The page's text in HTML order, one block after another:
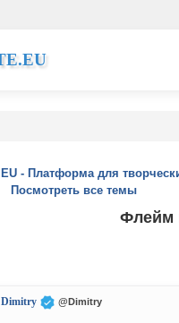
- Платформа для
Посмотреть все темы
Флейм
Dimitry @Dimitry